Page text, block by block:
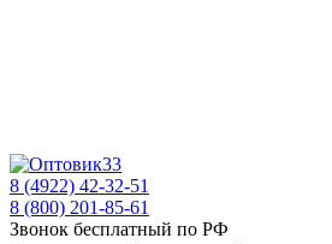
8 (4922) 42-32-51
8 (800) 201-85-61
Звонок бесплатный по РФ